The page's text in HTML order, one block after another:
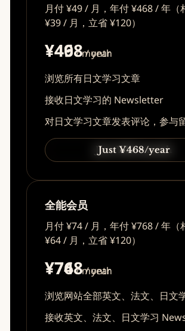
月付 ¥49 / 月，年付 ¥468 / 年（
¥39 / 月，立省 ¥120）
¥49/ month
¥468/ year
浏览所有日文学习文章
接收日文学习的 Newsletter
对日文学习文章发表评论，参与
Just ¥49/month
Just ¥468/year
全能会员
月付 ¥74 / 月，年付 ¥768 / 年（
¥64 / 月，立省 ¥120）
¥74/ month
¥768/ year
浏览网站全部英文、法文、日文
接收英文、法文、日文学习